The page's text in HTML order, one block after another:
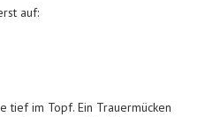
auf:
tief im Topf. Ein Trauermücken